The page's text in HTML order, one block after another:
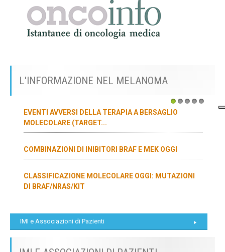
L'INFORMAZIONE NEL MELANOMA
1
EVENTI AVVERSI DELLA TERAPIA A BERSAGLIO
MOLECOLARE (TARGET...
COMBINAZIONI DI INIBITORI BRAF E MEK OGGI
CLASSIFICAZIONE MOLECOLARE OGGI: MUTAZIONI
DI BRAF/NRAS/KIT
IMI e Associazioni di Pazienti